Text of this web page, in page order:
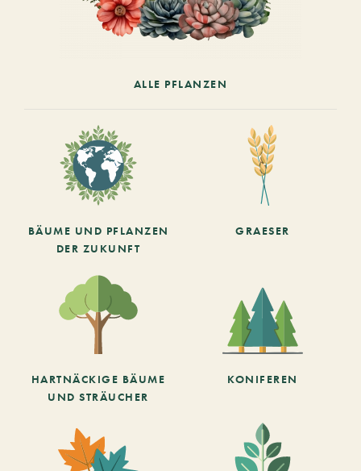
ALLE PFLANZEN
BÄUME UND PFLANZEN
DER ZUKUNFT
GRAESER
HARTNÄCKIGE BÄUME
UND STRÄUCHER
KONIFEREN